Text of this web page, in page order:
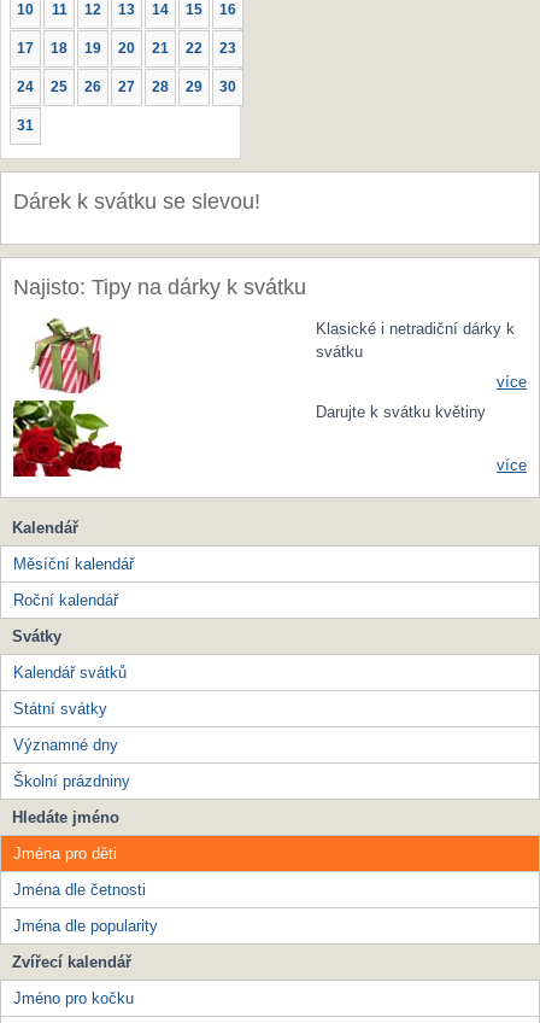
10 11 12 13 14 15 16
17 18 19 20 21 22 23
24 25 26 27 28 29 30
31
Dárek k svátku se slevou!
Najisto: Tipy na dárky k svátku
Klasické i netradiční dárky k
svátku
více
Darujte k svátku květiny
více
Kalendář
Měsíční kalendář
Roční kalendář
Svátky
Kalendář svátků
Státní svátky
Významné dny
Školní prázdniny
Hledáte jméno
Jména pro děti
Jména dle četnosti
Jména dle popularity
Zvířecí kalendář
Jméno pro kočku